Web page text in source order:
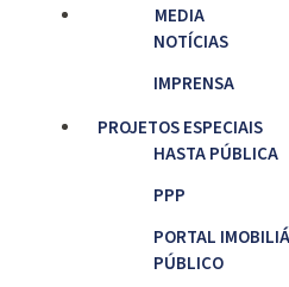
MEDIA
NOTÍCIAS
IMPRENSA
PROJETOS ESPECIAIS
HASTA PÚBLICA
PPP
PORTAL
PÚBLICO